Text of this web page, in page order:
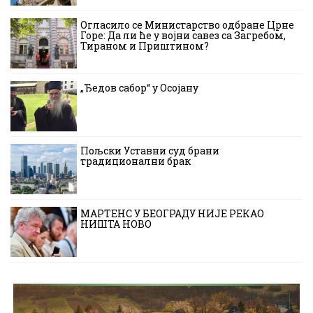
Огласило се Министарство одбране Црне
Горе: Да ли ће у војни савез са Загребом,
Тираном и Приштином?
„Ђедов сабор“ у Осојану
Пољски Уставни суд брани
традиционални брак
МАРТЕНС У БЕОГРАДУ НИЈЕ РЕКАО
НИШТА НОВО